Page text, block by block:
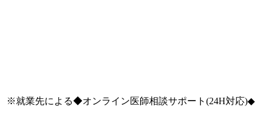
就業先による◆オンライン医師相談サポート(24H対応)◆